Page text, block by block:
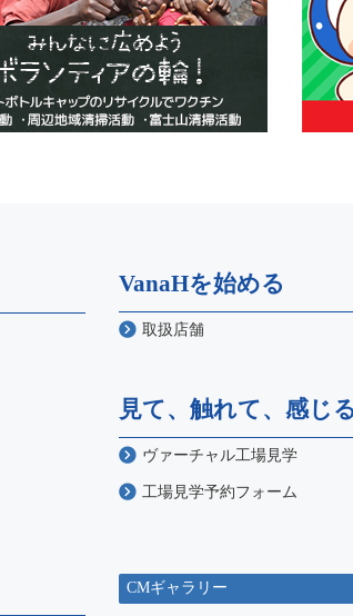
VanaHを始める
取扱店舗
見て、触れて、感じる
ヴァーチャル工場見学
工場見学予約フォーム
CMギャラリー